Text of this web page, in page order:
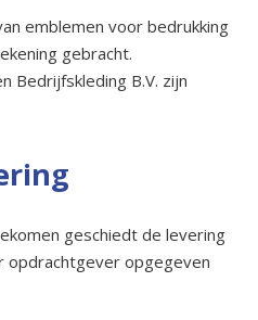
emblemen voor bedrukking
gebracht.
Bedrijfskleding B.V. zijn
geschiedt de levering
opdrachtgever opgegeven